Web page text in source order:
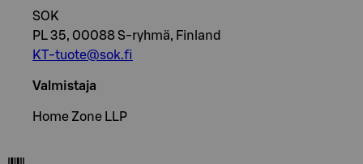
SOK
PL 35, 00088 S-ryhmä, Finland
KT-tuote@sok.fi
Valmistaja
Home Zone LLP